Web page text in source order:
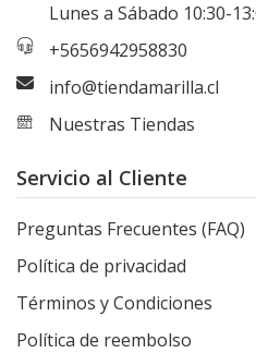
Lunes a Sábado 10:30-
+5656942958830
info@tiendamarilla.cl
Nuestras Tiendas
Servicio al Cliente
Preguntas Frecuentes (FAQ)
Política de privacidad
Términos y Condiciones
Política de reembolso